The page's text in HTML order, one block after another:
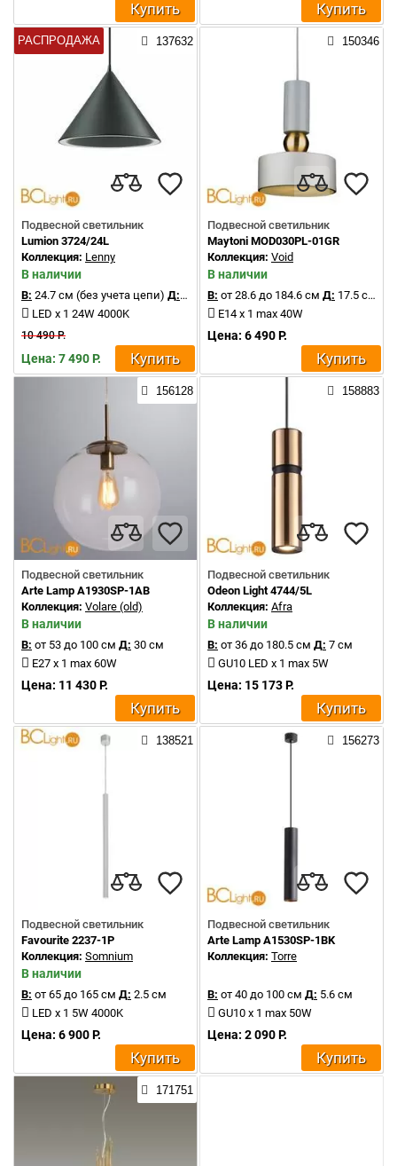
Купить Купить
РАСПРОДАЖА 137632
Подвесной светильник
Lumion 3724/24L
Коллекция: Lenny
В наличии
В: 24.7 см (без учета цепи) Д:32 см
LED x 1 24W 4000K
10 490 Р.
Цена: 7 490 Р. Купить
150346
Подвесной светильник
Maytoni MOD030PL-01GR
Коллекция: Void
В наличии
В: от 28.6 до 184.6 см Д: 17.5 см
E14 x 1 max 40W
Цена: 6 490 Р.
Купить
156128
Подвесной светильник
Arte Lamp A1930SP-1AB
Коллекция: Volare (old)
В наличии
В: от 53 до 100 см Д: 30 см
E27 x 1 max 60W
Цена: 11 430 Р.
Купить
158883
Подвесной светильник
Odeon Light 4744/5L
Коллекция: Afra
В наличии
В: от 36 до 180.5 см Д: 7 см
GU10 LED x 1 max 5W
Цена: 15 173 Р.
Купить
138521
Подвесной светильник
Favourite 2237-1P
Коллекция: Somnium
В наличии
В: от 65 до 165 см Д: 2.5 см
LED x 1 5W 4000K
Цена: 6 900 Р.
Купить
156273
Подвесной светильник
Arte Lamp A1530SP-1BK
Коллекция: Torre
В: от 40 до 100 см Д: 5.6 см
GU10 x 1 max 50W
Цена: 2 090 Р.
Купить
171751